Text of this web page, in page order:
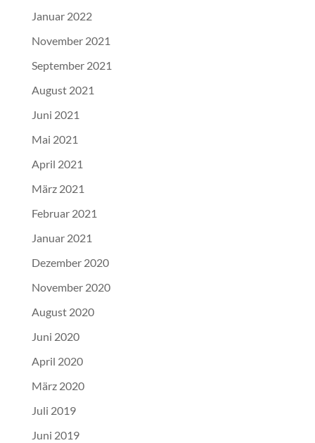
Januar 2022
November 2021
September 2021
August 2021
Juni 2021
Mai 2021
April 2021
März 2021
Februar 2021
Januar 2021
Dezember 2020
November 2020
August 2020
Juni 2020
April 2020
März 2020
Juli 2019
Juni 2019